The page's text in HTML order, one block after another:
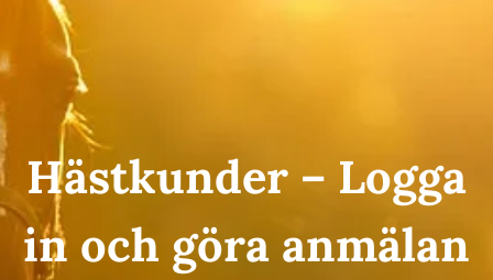
Hästkunder – Logga
in och göra anmälan